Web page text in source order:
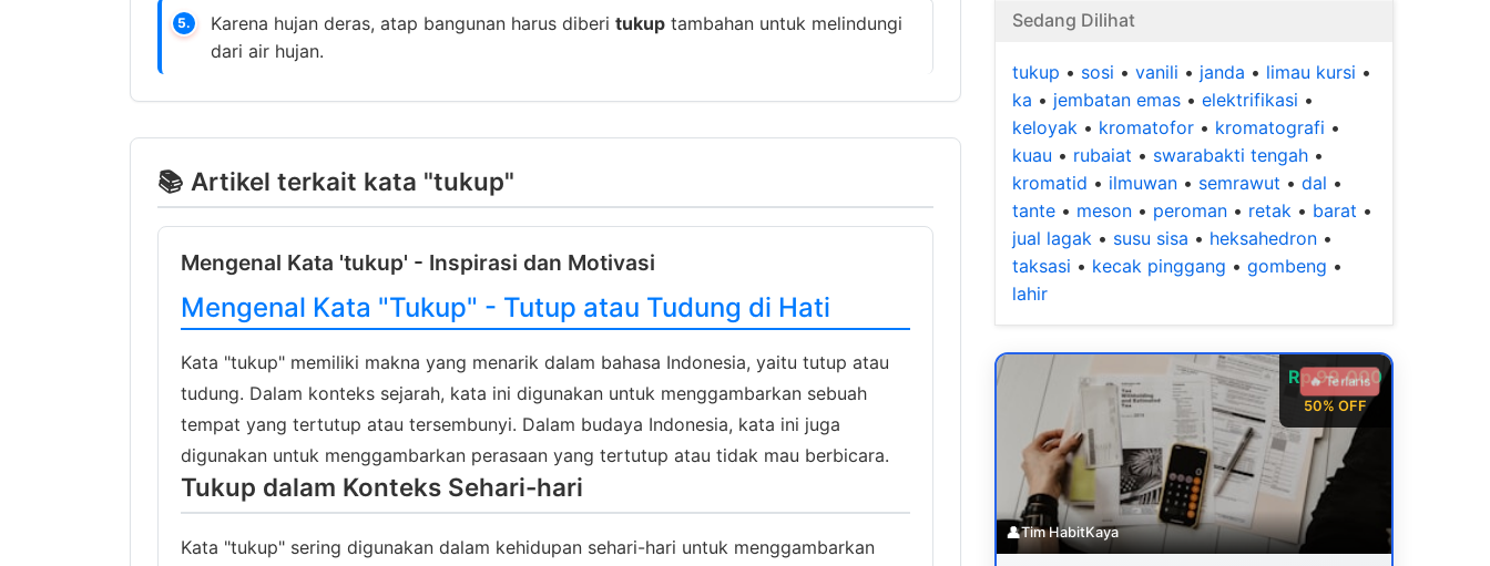
5. Karena hujan deras, atap bangunan harus diberi tukup tambahan untuk melindungi
dari air hujan.
📚 Artikel terkait kata "tukup"
Mengenal Kata 'tukup' - Inspirasi dan Motivasi
Mengenal Kata "Tukup" - Tutup atau Tudung di Hati
Kata "tukup" memiliki makna yang menarik dalam bahasa Indonesia, yaitu tutup atau
tudung. Dalam konteks sejarah, kata ini digunakan untuk menggambarkan sebuah
tempat yang tertutup atau tersembunyi. Dalam budaya Indonesia, kata ini juga
digunakan untuk menggambarkan perasaan yang tertutup atau tidak mau berbicara.
Tukup dalam Konteks Sehari-hari
Kata "tukup" sering digunakan dalam kehidupan sehari-hari untuk menggambarkan
Sedang Dilihat
tukup • sosi • vanili • janda • limau kursi •
ka • jembatan emas • elektrifikasi •
keloyak • kromatofor • kromatografi •
kuau • rubaiat • swarabakti tengah •
kromatid • ilmuwan • semrawut • dal •
tante • meson • peroman • retak • barat •
jual lagak • susu sisa • heksahedron •
taksasi • kecak pinggang • gombeng •
lahir
Rp 99.000
50% OFF
🔥 Terlaris
👤Tim HabitKaya